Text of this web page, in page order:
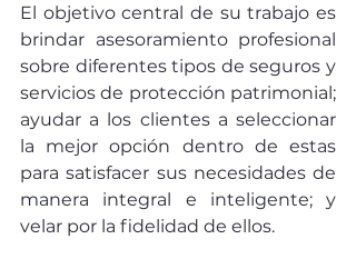
El objetivo central de su trabajo es
brindar asesoramiento profesional
sobre diferentes tipos de seguros y
servicios de protección patrimonial;
ayudar a los clientes a seleccionar
la mejor opción dentro de estas
para satisfacer sus necesidades de
manera integral e inteligente; y
velar por la fidelidad de ellos.